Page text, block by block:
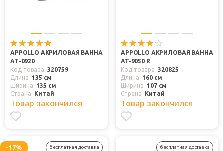
APPOLLO АКРИЛОВАЯ ВАННА
АТ-0920
Код товара 320759
Длина
135 см
Ширина
135 см
Страна
Китай
Товар закончился
APPOLLO АКРИЛОВАЯ ВАННА
AT-9050 R
Код товара 320825
Длина
160 см
Ширина
107 см
Страна
Китай
Товар закончился
-17% бесплатная доставка бесплатная доставка